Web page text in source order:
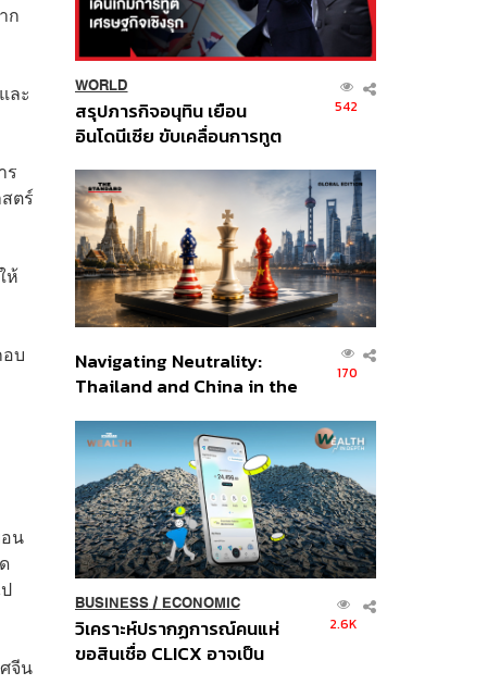
ก
ละ
ร
ตร์
ห้
บ
น
จีน
WORLD
สรุปภารกิจอนุทิน เยือน
อินโดนีเซีย ขับเคลื่อนการทูต
ส่วนยุทธศาสตร์ไทย –
อินโดนีเซีย
542
Navigating Neutrality:
Thailand and China in the
Order
170
BUSINESS/ ECONOMIC
วิเคราะห์ปรากฏการณ์คนแห่
ขอสินเชื่อ CLICX อาจเป็น
2.6K